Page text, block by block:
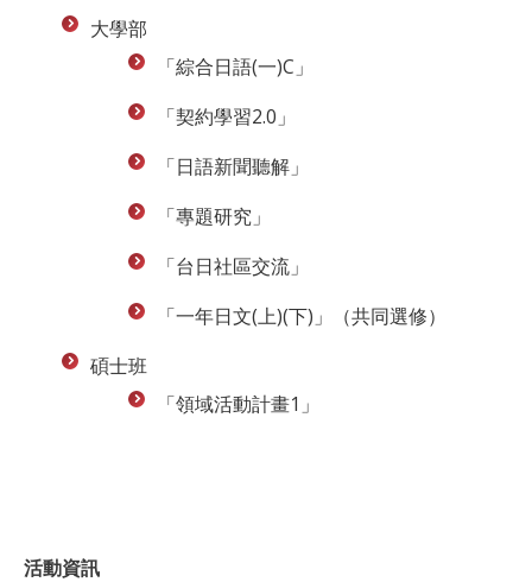
大學部
「綜合日語(一)C」
「契約學習2.0」
「日語新聞聽解」
「專題研究」
「台日社區交流」
「一年日文(上)(下)」（共同選修）
碩士班
「領域活動計畫1」
活動資訊